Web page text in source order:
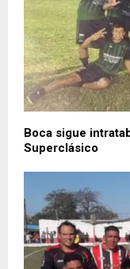
Boca sigue
Superclásico